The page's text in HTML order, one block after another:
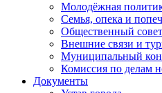
Молодёжная
Семья, опека и
Общественный совет
Внешние связи и
Муниципальный
Комиссия по делам
Документы